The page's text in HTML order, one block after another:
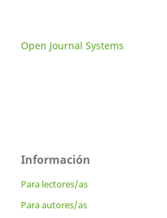
Open Journal Systems
Información
Para lectores/as
Para autores/as